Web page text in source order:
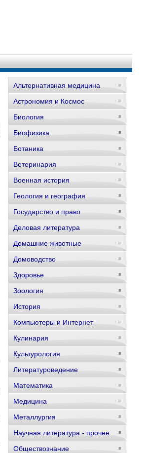
Альтернативная медицина
Астрономия и Космос
Биология
Биофизика
Ботаника
Ветеринария
Военная история
Геология и география
Государство и право
Деловая литература
Домашние животные
Домоводство
Здоровье
Зоология
История
Компьютеры и Интернет
Кулинария
Культурология
Литературоведение
Математика
Медицина
Металлургия
Научная литература - прочее
Обществознание